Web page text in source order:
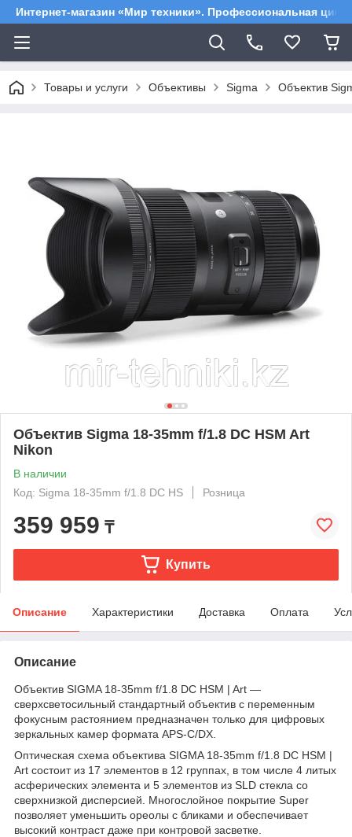
Интернет-магазин «Мир техники». Профессиональная
Товары и услуги Объективы Sigma Объектив
Объектив Sigma 18-35mm f/1.8 DC HSM Art
Nikon
В наличии
Код: Sigma 18-35mm f/1.8 DC HS
Розница
359 959 ₸
Купить
Описание Характеристики Доставка Оплата
Описание
Объектив SIGMA 18-35mm f/1.8 DC HSM | Art —
сверхсветосильный стандартный объектив с переменным
фокусным растоянием предназначен только для цифровых
зеркальных камер формата APS-C/DX.
Оптическая схема объектива SIGMA 18-35mm f/1.8 DC HSM |
Art состоит из 17 элементов в 12 группах, в том числе 4 литых
асферических элемента и 5 элементов из SLD стекла со
сверхнизкой дисперсией. Многослойное покрытие Super
позволяет уменьшить ореолы с бликами и обеспечивает
высокий контраст даже при контровой засветке.